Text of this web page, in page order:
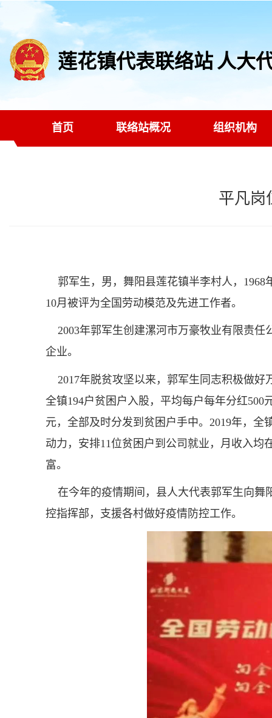
莲花镇代表联络站 人大
首页 联络站概况 组织机构
平凡
郭军生，男，舞阳县莲花镇半李村人，1968
10月被评为全国劳动模范及先进工作者。
2003年郭军生创建漯河市万豪牧业有限责任
企业。
2017年脱贫攻坚以来，郭军生同志积极做好
全镇194户贫困户入股，平均每户每年分红500
元，全部及时分发到贫困户手中。2019年，
动力，安排11位贫困户到公司就业，月收入均
富。
在今年的疫情期间，县人大代表郭军生向舞
控指挥部，支援各村做好疫情防控工作。